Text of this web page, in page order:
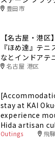
豊田市
【名古屋・港
『ほめ達』テ
なとインドアテ
名古屋 港区
stay at KAI
experience
Hida artisan
Outings 飛